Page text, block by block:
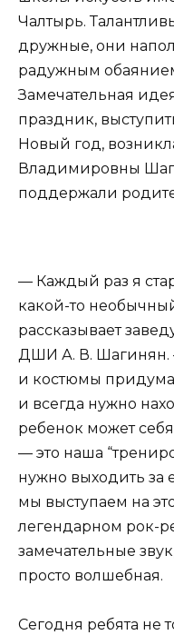
Чалтырь.
дружные, они
радужным
Замечательная
праздник,
Новый год,
Владимировны
поддержали
— Каждый раз я
какой-то
рассказывает
ДШИ А. В. Шагинян.
и костюмы
и всегда нужно
ребенок может
— это наша
нужно выходить за
мы выступаем на
легендарном рок-
замечательные
просто волшебная.
Сегодня ребята не